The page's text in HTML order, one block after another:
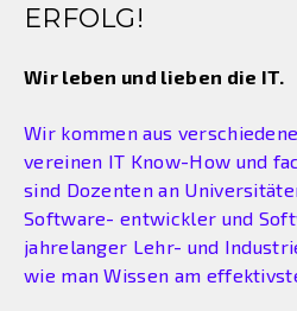
ERFOLG!
Wir leben und lieben die IT.
Wir kommen aus
vereinen IT Know-How und
sind Dozenten an
Software- entwickler und
jahrelanger Lehr- und
wie man Wissen am